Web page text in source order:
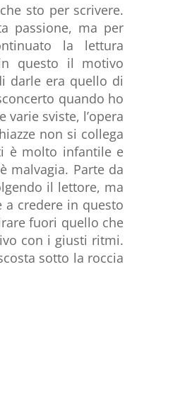
sto per scrivere.
passione, ma per
la lettura
questo il motivo
darle era quello di
quando ho
sviste, l’opera
non si collega
è molto infantile e
malvagia. Parte da
il lettore, ma
a credere in questo
fuori quello che
con i giusti ritmi.
sotto la roccia